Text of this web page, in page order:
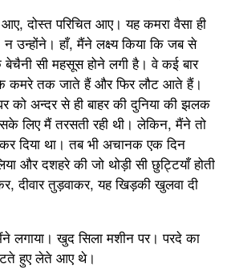
आए, दोस्त परिचित आए। यह कमरा वैसा ही
उन्होंने। हाँ, मैंने लक्ष्य किया कि जब से
सी महसूस होने लगी है। वे कई बार
के कमरे तक जाते हैं और फिर लौट आते हैं।
को अन्दर से ही बाहर की दुनिया की झलक
लिए मैं तरसती रही थी। लेकिन, मैंने तो
दिया था। तब भी अचानक एक दिन
और दशहरे की जो थोड़ी सी छुट्टियाँ होती
दीवार तुड़वाकर, यह खिड़की खुलवा दी
लगाया। खुद सिला मशीन पर। परदे का
हुए लेते आए थे।